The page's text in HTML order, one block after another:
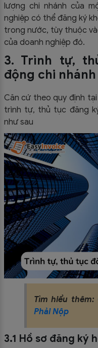
lượng chi nhánh của
nghiệp có thể đăng ký
trong nước, tùy thuộc
của doanh nghiệp đó.
3. Trình tự,
động chi nhánh
Căn cứ theo quy định tại
trình tự, thủ tục đăng
như sau
Tìm hiểu thêm:
Phải Nộp
3.1 Hồ sơ đăng ký